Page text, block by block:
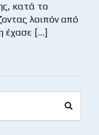
κατά το
λοιπόν από
έχασε […]